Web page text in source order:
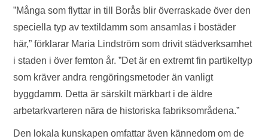
”Många som flyttar in till Borås blir överraskade över den
speciella typ av textildamm som ansamlas i bostäder
här,” förklarar Maria Lindström som drivit städverksamhet
i staden i över femton år. ”Det är en extremt fin partikeltyp
som kräver andra rengöringsmetoder än vanligt
byggdamm. Detta är särskilt märkbart i de äldre
arbetarkvarteren nära de historiska fabriksområdena.”
Den lokala kunskapen omfattar även kännedom om de